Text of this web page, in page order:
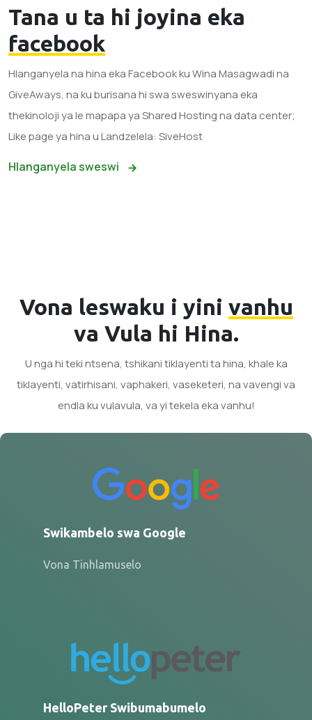
Tana u ta hi joyina eka
facebook
Hlanganyela na hina eka Facebook ku Wina Masagwadi na
GiveAways, na ku burisana hi swa sweswinyana eka
thekinoloji ya le mapapa ya Shared Hosting na data center;
Like page ya hina u Landzelela: SiveHost
Hlanganyela sweswi
Vona leswaku i yini vanhu
va Vula hi Hina.
U nga hi teki ntsena, tshikani tiklayenti ta hina, khale ka
tiklayenti, vatirhisani, vaphakeri, vaseketeri, na vavengi va
endla ku vulavula, va yi tekela eka vanhu!
Swikambelo swa Google
Vona Tinhlamuselo
HelloPeter Swibumabumelo